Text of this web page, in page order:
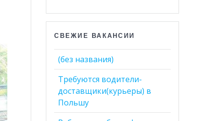
СВЕЖИЕ ВАКАНСИИ
(без названия)
Требуются водители-
доставщики(курьеры) в
Польшу